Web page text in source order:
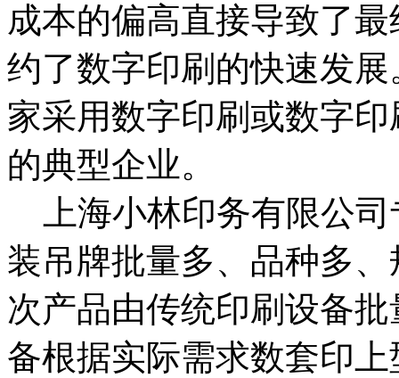
成本的偏高直接导致了
约了数字印刷的快速发
家采用数字印刷或数字
的典型企业。
上海小林印务有限公司
装吊牌批量多、品种多
次产品由传统印刷设备
备根据实际需求数套印